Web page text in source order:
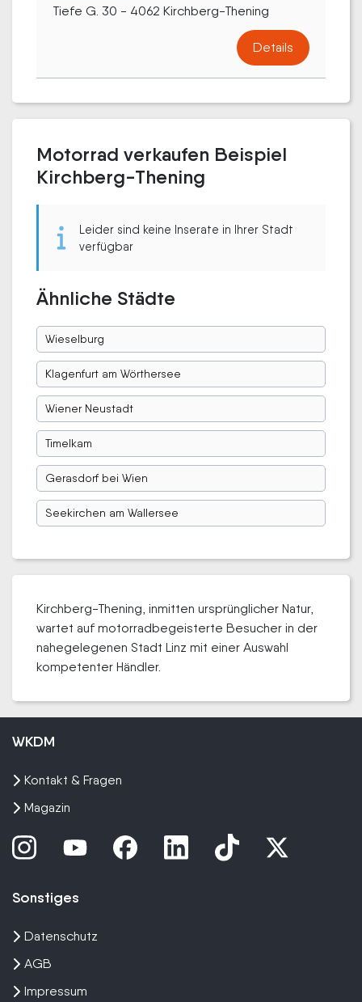
Tiefe G. 30 - 4062 Kirchberg-Thening
Details
Motorrad verkaufen Beispiel
Kirchberg-Thening
Leider sind keine Inserate in Ihrer Stadt
verfügbar
Ähnliche Städte
Wieselburg
Klagenfurt am Wörthersee
Wiener Neustadt
Timelkam
Gerasdorf bei Wien
Seekirchen am Wallersee
Kirchberg-Thening, inmitten ursprünglicher Natur,
wartet auf motorradbegeisterte Besucher in der
nahegelegenen Stadt Linz mit einer Auswahl
kompetenter Händler.
WKDM
Kontakt & Fragen
Magazin
Sonstiges
Datenschutz
AGB
Impressum